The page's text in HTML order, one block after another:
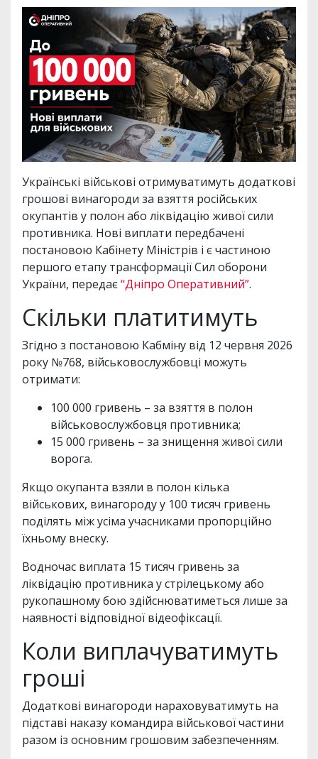
Українські військові отримуватимуть додаткові
грошові винагороди за взяття російських
окупантів у полон або ліквідацію живої сили
противника. Нові виплати передбачені
постановою Кабінету Міністрів і є частиною
першого етапу трансформації Сил оборони
України, передає“Дніпро Оперативний”.
Скільки платитимуть
Згідно з постановою Кабміну від 12 червня 2026
року №768, військовослужбовці можуть
отримати:
100 000 гривень – за взяття в полон
військовослужбовця противника;
15 000 гривень – за знищення живої сили
ворога.
Якщо окупанта взяли в полон кілька
військових, винагороду у 100 тисяч гривень
поділять між усіма учасниками пропорційно
їхньому внеску.
Водночас виплата 15 тисяч гривень за
ліквідацію противника у стрілецькому або
рукопашному бою здійснюватиметься лише за
наявності відповідної відеофіксації.
Коли виплачуватимуть
гроші
Додаткові винагороди нараховуватимуть на
підставі наказу командира військової частини
разом із основним грошовим забезпеченням.